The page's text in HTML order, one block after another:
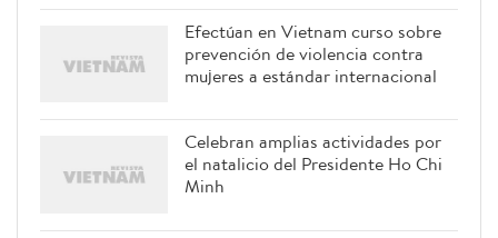
Efectúan en Vietnam curso sobre
prevención de violencia contra
mujeres a estándar internacional
Celebran amplias actividades por
el natalicio del Presidente Ho Chi
Minh